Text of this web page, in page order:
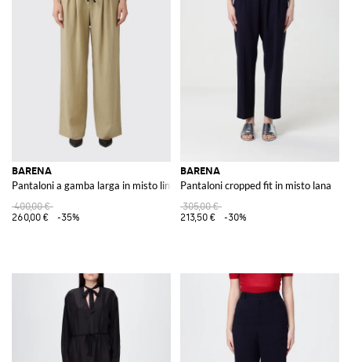
BARENA
Pantaloni a gamba larga in misto lino
400,00 €
260,00 €
-35%
BARENA
Pantaloni cropped fit in misto lana
305,00 €
213,50 €
-30%